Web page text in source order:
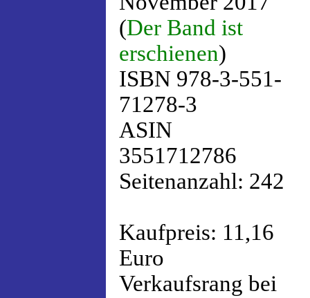
(Der Band ist
erschienen)
ISBN 978-3-551-
71278-3
ASIN
3551712786
Seitenanzahl: 242
Kaufpreis: 11,16
Euro
Verkaufsrang bei